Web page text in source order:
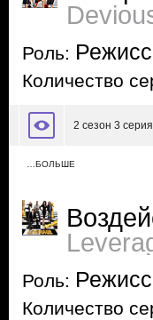
Роль:
Количество
2 сезон 3 серия
…БОЛЬШЕ
Роль:
Количество